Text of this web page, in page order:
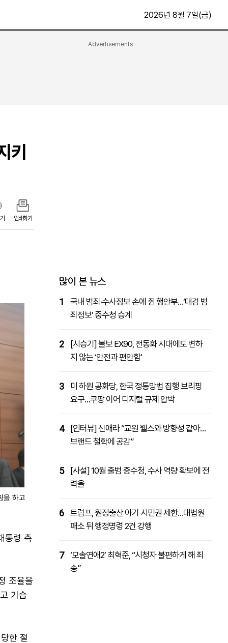
2026년 8월 7일(금)
Advertisements
키
인쇄하기
을 하고
통령 측
조율을
기습
한 절
많이 본 뉴스
1
국내 범죄·수사정보 손에 쥔 행안부…‘대검 범
죄정보’ 중수청 승계
2
[시승기] 볼보 EX90, 전동화 시대에도 변하
지 않는 ‘안전과 편안함’
3
미 하원 공화당, 한국 정통망법 집행 브리핑
요구…쿠팡 이어 디지털 규제 압박
4
[인터뷰] 신애라 “교원 웰스와 방향성 같아…
브랜드 철학에 공감”
5
[사설] 10월 출범 중수청, 수사 역량 확보에 전
력을
6 트럼프, 원정출산 아기 시민권 제한…대법원
패소 뒤 행정명령 2건 강행
7 ‘모솔연애2’ 최혁준, “시청자 불편하게 해 죄
송”